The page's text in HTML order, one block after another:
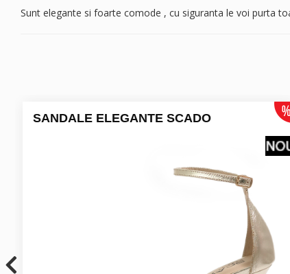
Sunt elegante si foarte comode , cu siguranta le voi purta
SANDALE ELEGANTE SCADO